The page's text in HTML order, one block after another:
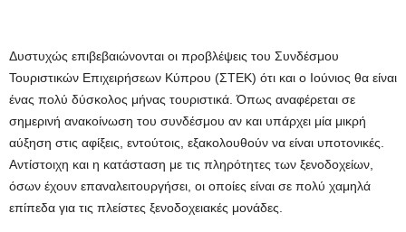
Δυστυχώς επιβεβαιώνονται οι προβλέψεις του Συνδέσμου
Τουριστικών Επιχειρήσεων Κύπρου (ΣΤΕΚ) ότι και ο Ιούνιος θα είναι
ένας πολύ δύσκολος μήνας τουριστικά. Όπως αναφέρεται σε
σημερινή ανακοίνωση του συνδέσμου αν και υπάρχει μία μικρή
αύξηση στις αφίξεις, εντούτοις, εξακολουθούν να είναι υποτονικές.
Αντίστοιχη και η κατάσταση με τις πληρότητες των ξενοδοχείων,
όσων έχουν επαναλειτουργήσει, οι οποίες είναι σε πολύ χαμηλά
επίπεδα για τις πλείστες ξενοδοχειακές μονάδες.